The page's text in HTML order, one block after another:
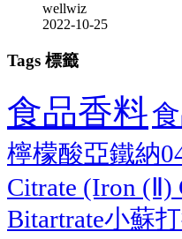
wellwiz
2022-10-25
Tags 標籤
食品香料
檸檬酸亞鐵納
Citrate (Iron (Ⅱ)
Bitartrate小蘇打